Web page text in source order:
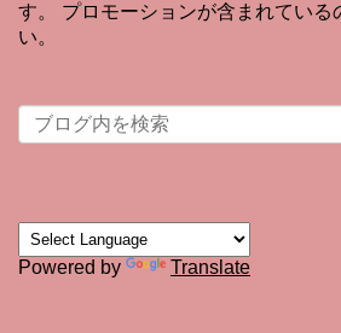
す。 プロモーションが含まれている
い。
Powered by Translate